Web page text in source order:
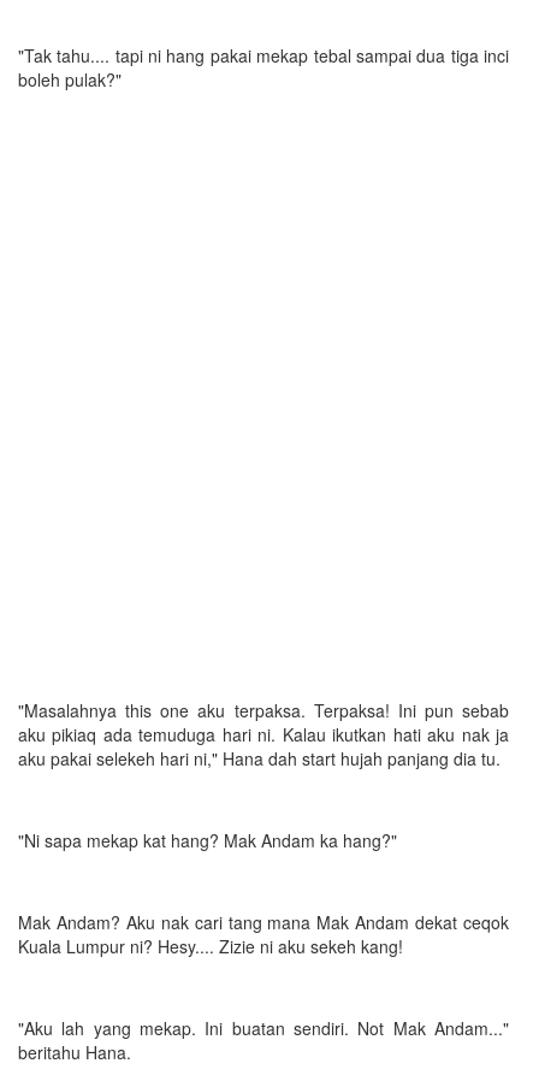
"Tak tahu.... tapi ni hang pakai mekap tebal sampai dua tiga inci
boleh pulak?"
"Masalahnya this one aku terpaksa. Terpaksa! Ini pun sebab
aku pikiaq ada temuduga hari ni. Kalau ikutkan hati aku nak ja
aku pakai selekeh hari ni," Hana dah start hujah panjang dia tu.
"Ni sapa mekap kat hang? Mak Andam ka hang?"
Mak Andam? Aku nak cari tang mana Mak Andam dekat ceqok
Kuala Lumpur ni? Hesy.... Zizie ni aku sekeh kang!
"Aku lah yang mekap. Ini buatan sendiri. Not Mak Andam..."
beritahu Hana.